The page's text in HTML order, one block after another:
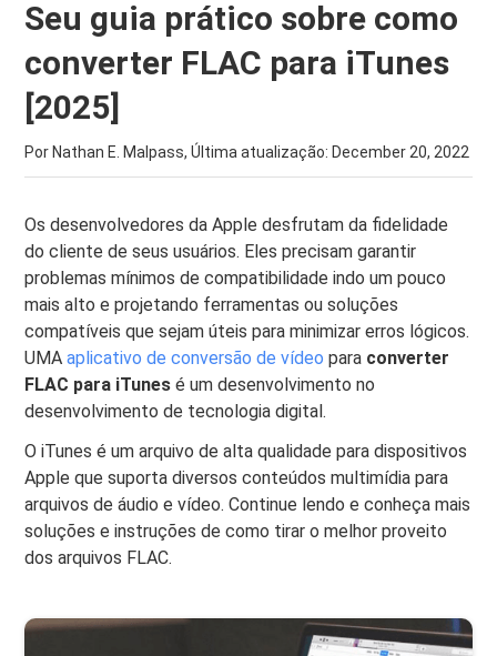
Seu guia prático sobre como
converter FLAC para iTunes
[2025]
Por Nathan E. Malpass, Última atualização: December 20, 2022
Os desenvolvedores da Apple desfrutam da fidelidade
do cliente de seus usuários. Eles precisam garantir
problemas mínimos de compatibilidade indo um pouco
mais alto e projetando ferramentas ou soluções
compatíveis que sejam úteis para minimizar erros lógicos.
UMAaplicativo de conversão de vídeo para converter
FLAC para iTunes é um desenvolvimento no
desenvolvimento de tecnologia digital.
O iTunes é um arquivo de alta qualidade para dispositivos
Apple que suporta diversos conteúdos multimídia para
arquivos de áudio e vídeo. Continue lendo e conheça mais
soluções e instruções de como tirar o melhor proveito
dos arquivos FLAC.